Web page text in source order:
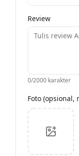
Review
0/2000 karakter
Foto (opsional,